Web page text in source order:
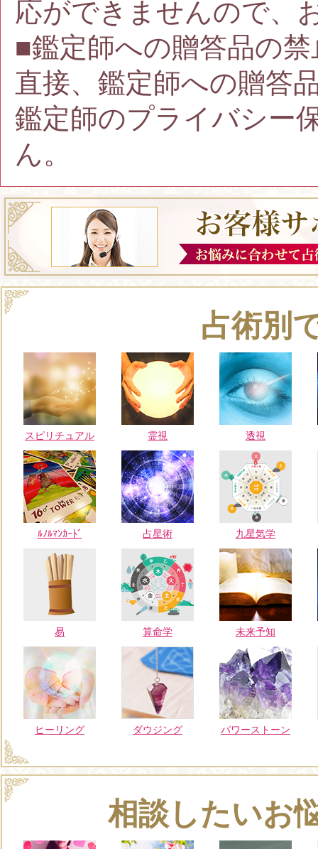
応ができませんので、
■鑑定師への贈答品の禁
直接、鑑定師への贈答
鑑定師のプライバシー
ん。
占術別
スピリチュアル 霊視 透視
ﾙﾉﾙﾏﾝｶｰﾄﾞ 占星術 九星気学
易 算命学 未来予知
ヒーリング ダウジング パワーストーン
相談したいお